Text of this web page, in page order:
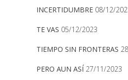
INCERTIDUMBRE 08/12/
TE VAS 05/12/2023
TIEMPO SIN FRONTERAS
PERO AUN ASÍ 27/11/2023